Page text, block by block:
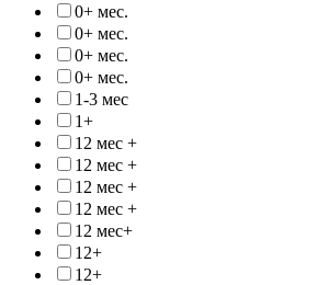
0+ мес.
0+ мес.
0+ мес.
0+ мес.
1-3 мес
1+
12 мес +
12 мес +
12 мес +
12 мес +
12 мес+
12+
12+